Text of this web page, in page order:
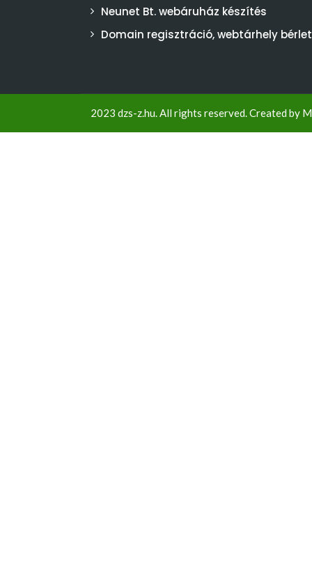
Neunet Bt. webáruház készítés
Domain regisztráció, webtárhely bérlet
2023 dzs-z.hu. All rights reserved. Created by